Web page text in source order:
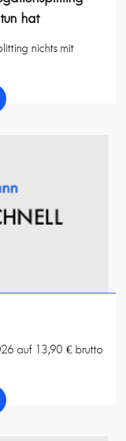
hat
nichts mit
auf 13,90 € brutto